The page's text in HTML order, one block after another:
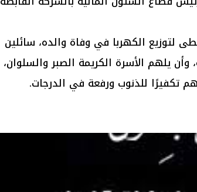
الكهربا في وفاة والده، سائلين
يلهم الأسرة الكريمة الصبر والسلوان،
تكفيرًا للذنوب ورفعة في الدرجات.